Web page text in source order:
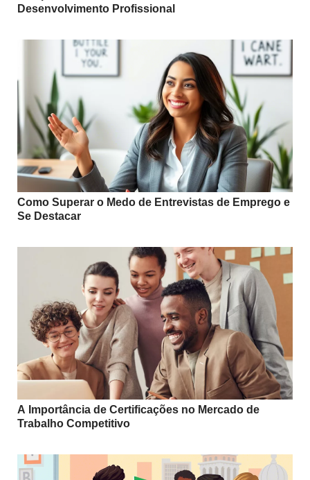
Desenvolvimento Profissional
Como Superar o Medo de Entrevistas de Emprego e
Se Destacar
A Importância de Certificações no Mercado de
Trabalho Competitivo